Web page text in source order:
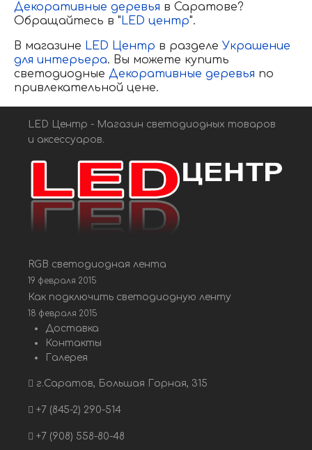
Декоративные деревья в Саратове?
Обращайтесь в " LED центр".
В магазине LED Центр в разделе Украшение
для интерьера. Вы можете купить
светодиодные Декоративные деревья по
привлекательной цене.
LED Центр - Магазин светодиодных товаров
и аксессуаров.
RGB светодиодная лента
19 февраля 2015
Как подключить светодиодную ленту
18 февраля 2015
Доставка
Контакты
Галерея
г.Саратов, Большая Горная, 315
+7 (845-2) 290-514
+7 (908) 558-80-48